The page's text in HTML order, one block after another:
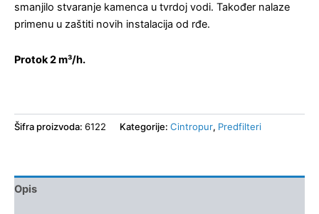
smanjilo stvaranje kamenca u tvrdoj vodi. Također nalaze
primenu u zaštiti novih instalacija od rđe.
Protok 2 m³/h.
Šifra proizvoda: 6122 Kategorije: Cintropur, Predfilteri
Opis